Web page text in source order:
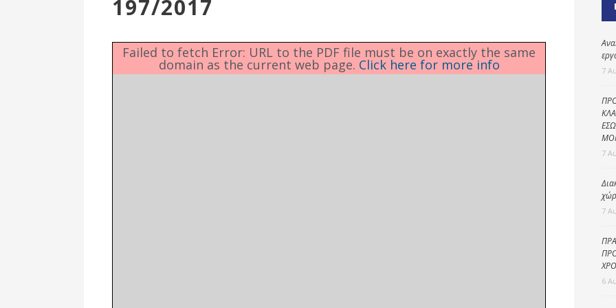
Επιτροπή
Ενότητες
Δημοτική
αστυνομία
197/2017
Failed to fetch Error: URL to the PDF file must be on exactly the same
domain as the current web page. Click here for more info 7
7
7
6